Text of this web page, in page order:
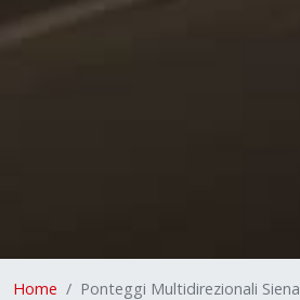
Home Ponteggi Multidirezionali Siena